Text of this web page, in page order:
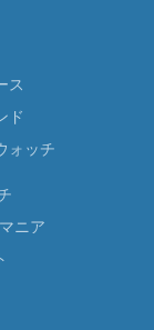
ス
ド
ォッチ
ニア